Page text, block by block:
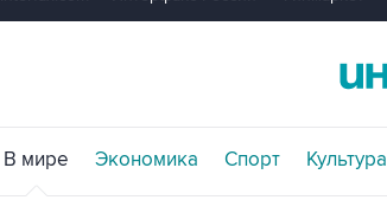
В мире Экономика Спорт Культура